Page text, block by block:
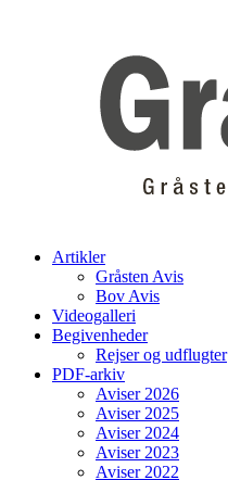
Artikler
Gråsten Avis
Bov Avis
Videogalleri
Begivenheder
Rejser og udflugter
PDF-arkiv
Aviser 2026
Aviser 2025
Aviser 2024
Aviser 2023
Aviser 2022